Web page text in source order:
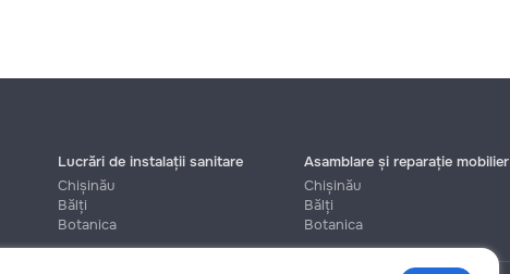
Lucrări de instalații sanitare
Chișinău
Bălți
Botanica
Asamblare și reparație mobilier
Chișinău
Bălți
Botanica